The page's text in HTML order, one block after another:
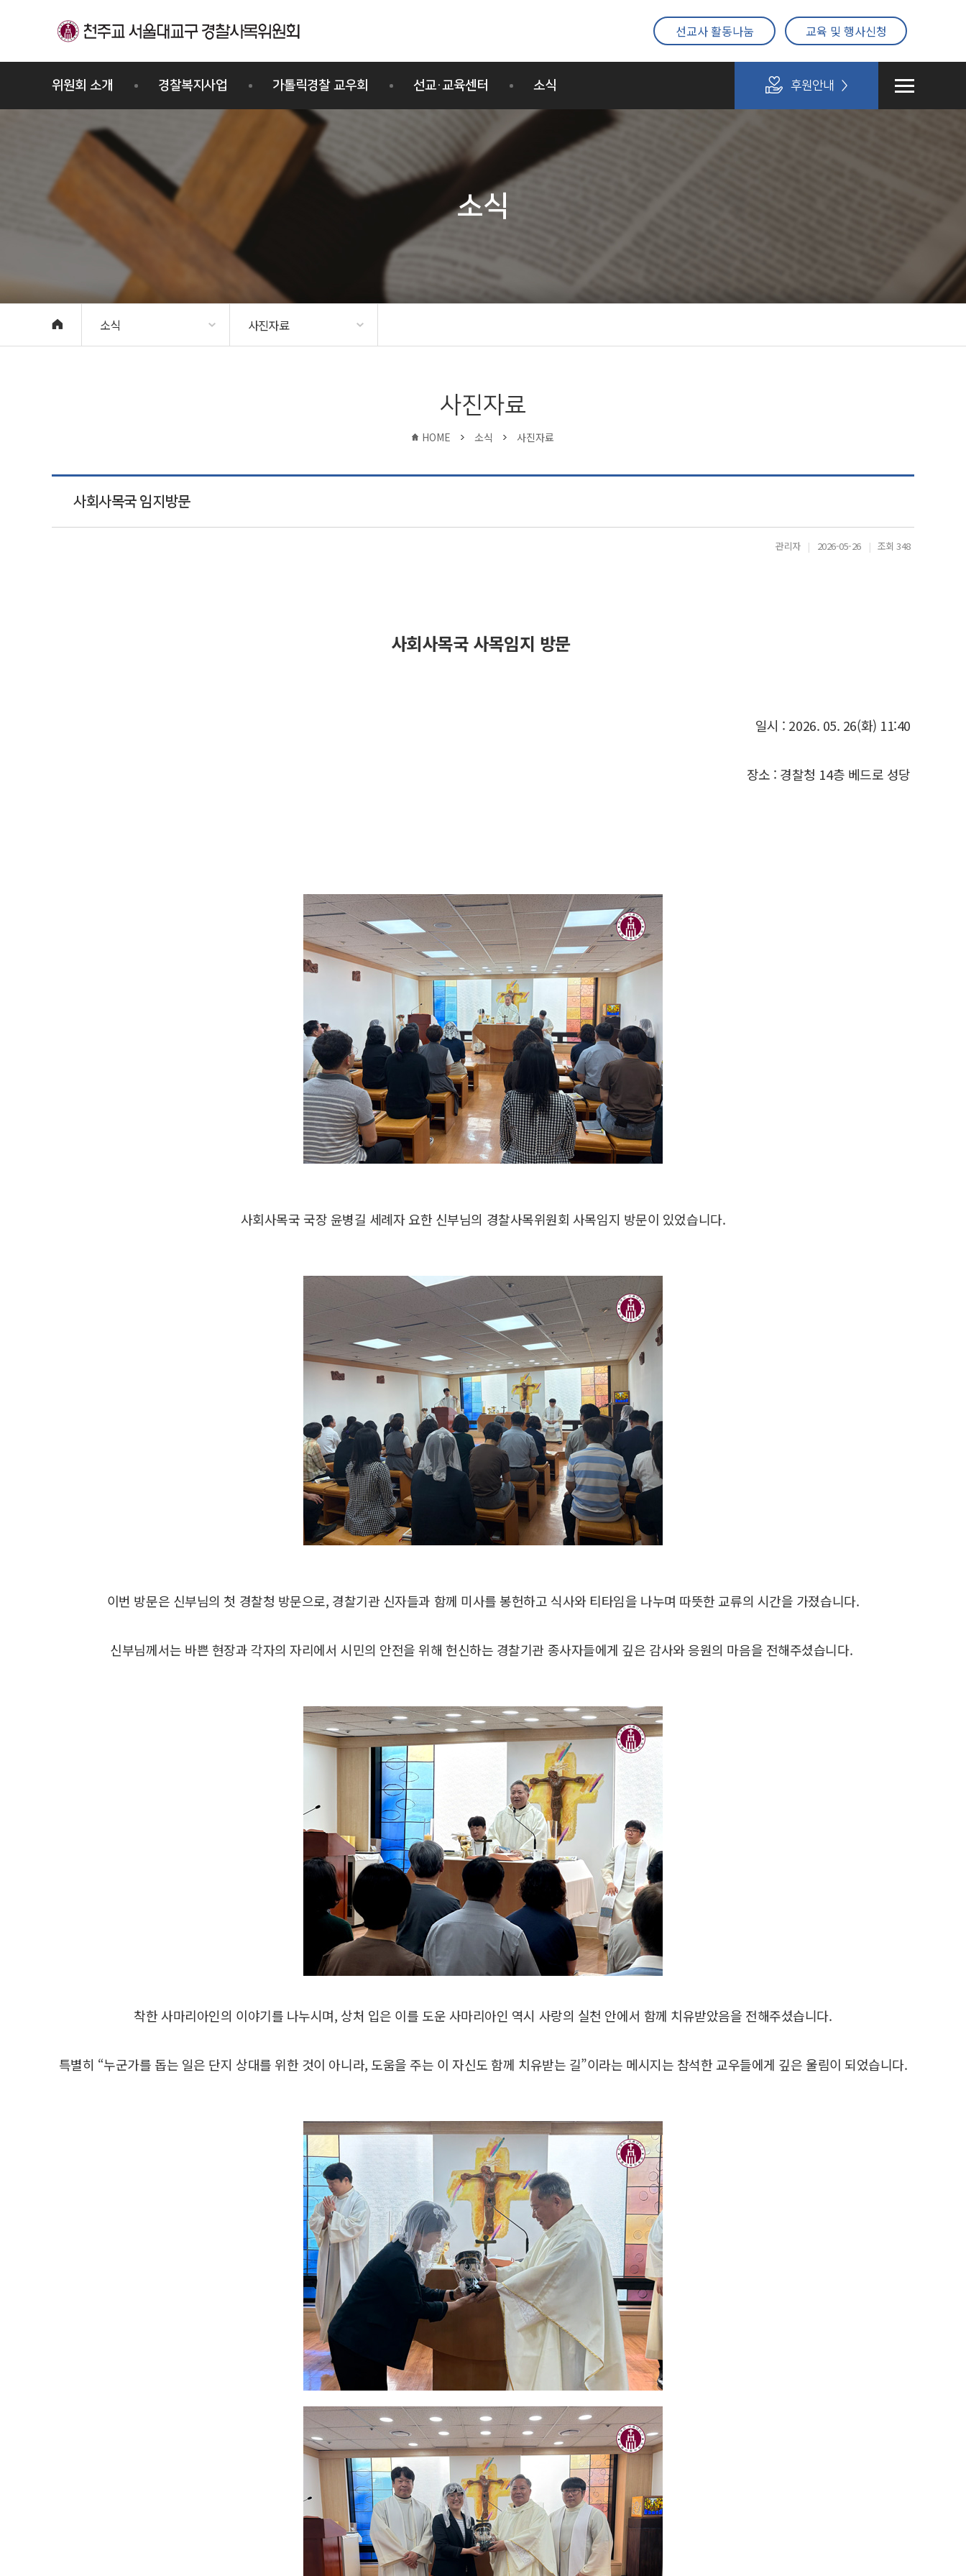
선교사 활동나눔 교육 및 행사신청
후원안내
위원회 소개
경찰사목위원회
주요활동
연혁
조직도
오시는길
경찰복지사업 가톨릭경찰 교우회
교우회
세례/견진
위원사제
선교·교육센터
선교사 활동나눔
소식
공지사항
사진자료
소식
소식 사진자료
사진자료
HOME 소식 사진자료
사회사목국 임지방문
관리자 | 2026-05-26 | 조회 348
사회사목국 사목임지 방문
일시 : 2026. 05. 26(화) 11:40
장소 : 경찰청 14층 베드로 성당
사회사목국 국장 윤병길 세례자 요한 신부님의 경찰사목위원회 사목임지 방문이 있었습니다.
이번 방문은 신부님의 첫 경찰청 방문으로, 경찰기관 신자들과 함께 미사를 봉헌하고 식사와 티타임을 나누며 따뜻한 교류의 시간을 가졌습니다.
신부님께서는 바쁜 현장과 각자의 자리에서 시민의 안전을 위해 헌신하는 경찰기관 종사자들에게 깊은 감사와 응원의 마음을 전해주셨습니다.
착한 사마리아인의 이야기를 나누시며, 상처 입은 이를 도운 사마리아인 역시 사랑의 실천 안에서 함께 치유받았음을 전해주셨습니다.
특별히 “누군가를 돕는 일은 단지 상대를 위한 것이 아니라, 도움을 주는 이 자신도 함께 치유받는 길”이라는 메시지는 참석한 교우들에게 깊은 울림이 되었습니다.